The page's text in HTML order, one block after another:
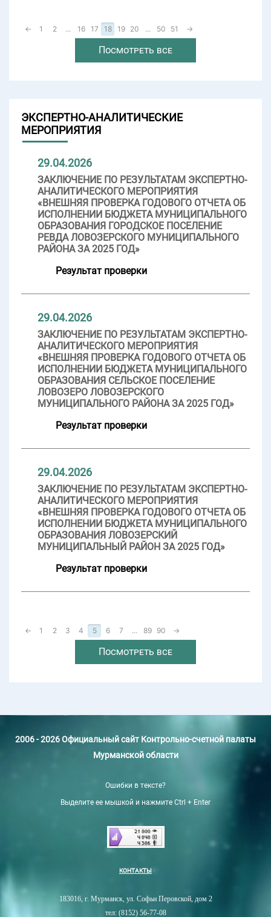
← 1 2 ... 16 17 18 19 20 ... 50 51 →
Посмотреть все
ЭКСПЕРТНО-АНАЛИТИЧЕСКИЕ
МЕРОПРИЯТИЯ
29.04.2026
ЗАКЛЮЧЕНИЕ ПО РЕЗУЛЬТАТАМ ЭКСПЕРТНО-
АНАЛИТИЧЕСКОГО МЕРОПРИЯТИЯ
«ВНЕШНЯЯ ПРОВЕРКА ГОДОВОГО ОТЧЕТА ОБ
ИСПОЛНЕНИИ БЮДЖЕТА МУНИЦИПАЛЬНОГО
ОБРАЗОВАНИЯ ГОРОДСКОЕ ПОСЕЛЕНИЕ
РЕВДА ЛОВОЗЕРСКОГО МУНИЦИПАЛЬНОГО
РАЙОНА ЗА 2025 ГОД»
Результат проверки
29.04.2026
ЗАКЛЮЧЕНИЕ ПО РЕЗУЛЬТАТАМ ЭКСПЕРТНО-
АНАЛИТИЧЕСКОГО МЕРОПРИЯТИЯ
«ВНЕШНЯЯ ПРОВЕРКА ГОДОВОГО ОТЧЕТА ОБ
ИСПОЛНЕНИИ БЮДЖЕТА МУНИЦИПАЛЬНОГО
ОБРАЗОВАНИЯ СЕЛЬСКОЕ ПОСЕЛЕНИЕ
ЛОВОЗЕРО ЛОВОЗЕРСКОГО
МУНИЦИПАЛЬНОГО РАЙОНА ЗА 2025 ГОД»
Результат проверки
29.04.2026
ЗАКЛЮЧЕНИЕ ПО РЕЗУЛЬТАТАМ ЭКСПЕРТНО-
АНАЛИТИЧЕСКОГО МЕРОПРИЯТИЯ
«ВНЕШНЯЯ ПРОВЕРКА ГОДОВОГО ОТЧЕТА ОБ
ИСПОЛНЕНИИ БЮДЖЕТА МУНИЦИПАЛЬНОГО
ОБРАЗОВАНИЯ ЛОВОЗЕРСКИЙ
МУНИЦИПАЛЬНЫЙ РАЙОН ЗА 2025 ГОД»
Результат проверки
← 1 2 3 4 5 6 7 ... 89 90 →
Посмотреть все
2006 - 2026 Официальный сайт Контрольно-счетной палаты
Мурманской области
Ошибки в тексте?
Выделите ее мышкой и нажмите Ctrl + Enter
КОНТАКТЫ
183016, г. Мурманск, ул. Софьи Перовской, дом 2
тел: (8152) 56-77-08